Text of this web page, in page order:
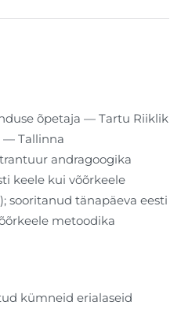
õpetaja — Tartu Riiklik
— Tallinna
andragoogika
keele kui võõrkeele
sooritanud tänapäeva eesti
metoodika
kümneid erialaseid